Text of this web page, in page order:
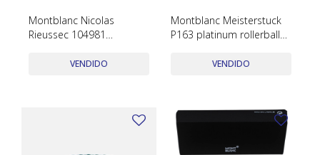
Montblanc Nicolas
Rieussec 104981
inoxidable brazalete
VENDIDO
Montblanc Meisterstuck
P163 platinum rollerball
y papelesVENDIDO
Llaveros
Pendientes y medallas
TISSOT
BULGARI